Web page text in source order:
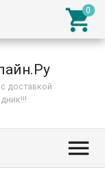

доставкой
